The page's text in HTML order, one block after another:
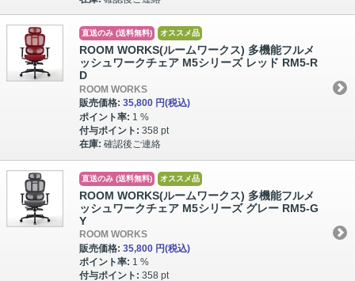
直送のみ (送料無料) オススメ品
ROOM WORKS(ルームワークス) 多機能フルメ
ッシュワークチェア M5シリーズ レッド RM5-R
D
ROOM WORKS
販売価格: 35,800 円(税込)
ポイント率: 1 %
付与ポイント: 358 pt
在庫: 確認後ご連絡
直送のみ (送料無料) オススメ品
ROOM WORKS(ルームワークス) 多機能フルメ
ッシュワークチェア M5シリーズ グレー RM5-G
Y
ROOM WORKS
販売価格: 35,800 円(税込)
ポイント率: 1 %
付与ポイント: 358 pt